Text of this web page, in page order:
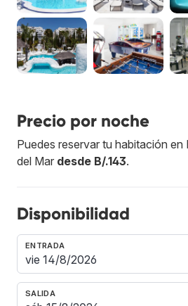
Precio por noche
Puedes reservar tu habitación
del Mar desde B/.143.
Disponibilidad
ENTRADA
SALIDA